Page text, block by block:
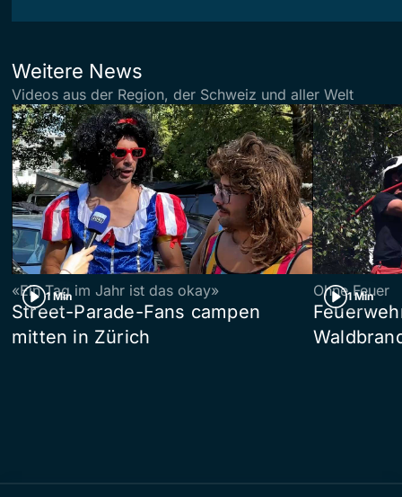
Weitere News
Videos aus der Region, der Schweiz und aller Welt
1 Min
«Ein Tag im Jahr ist das okay»
Street-Parade-Fans campen
mitten in Zürich
1 Min
Ohne Feuer